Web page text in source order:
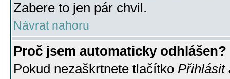
Zabere to jen pár chvil.
Návrat nahoru
Proč jsem automaticky odhlášen?
Pokud nezaškrtnete tlačítko Přihlásit